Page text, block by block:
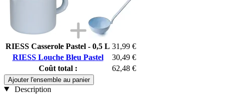
RIESS Casserole Pastel - 0,5 L 31,99 €
RIESS Louche Bleu Pastel
30,49 €
Coût total :
62,48 €
Ajouter l'ensemble au panier
Description